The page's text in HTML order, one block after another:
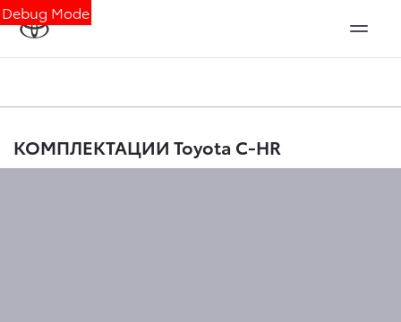
Debug Mode
КОМПЛЕКТАЦИИ Toyota C-HR